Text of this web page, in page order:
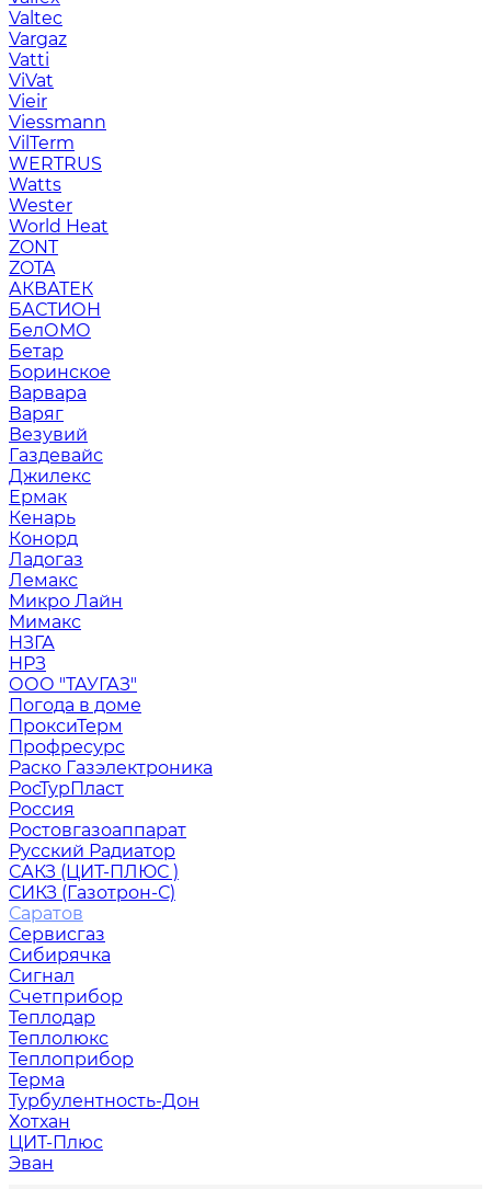
Valtec
Vargaz
Vatti
ViVat
Vieir
Viessmann
VilTerm
WERTRUS
Watts
Wester
World Heat
ZONT
ZOTA
АКВАТЕК
БАСТИОН
БелОМО
Бетар
Боринское
Варвара
Варяг
Везувий
Газдевайс
Джилекс
Ермак
Кенарь
Конорд
Ладогаз
Лемакс
Микро Лайн
Мимакс
НЗГА
НРЗ
ООО "ТАУГАЗ"
Погода в доме
ПроксиТерм
Профресурс
Раско Газэлектроника
РосТурПласт
Россия
Ростовгазоаппарат
Русский Радиатор
САКЗ (ЦИТ-ПЛЮС )
СИКЗ (Газотрон-С)
Саратов
Сервисгаз
Сибирячка
Сигнал
Счетприбор
Теплодар
Теплолюкс
Теплоприбор
Терма
Турбулентность-Дон
Хотхан
ЦИТ-Плюс
Эван